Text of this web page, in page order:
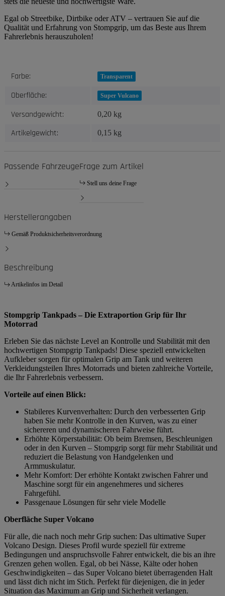
Egal ob Streetbike, Dirtbike oder ATV – vertrauen Sie auf die
Qualität und Erfahrung von Stompgrip, um das Beste aus Ihrem
Fahrerlebnis herauszuholen!
Produkteigenschaft
Wert
Farbe: Transparent
Oberfläche: Super Vulcano
Versandgewicht: 0,20 kg
Artikelgewicht: 0,15 kg
Passende FahrzeugeFrage zum Artikel
Stell uns deine Frage
Herstellerangaben
Gemäß Produktsicherheitsverordnung
Beschreibung
Artikelinfos im Detail
Stompgrip Tankpads – Die Extraportion Grip für Ihr
Motorrad
Erleben Sie das nächste Level an Kontrolle und Stabilität mit den
hochwertigen Stompgrip Tankpads! Diese speziell entwickelten
Aufkleber sorgen für optimalen Grip am Tank und weiteren
Verkleidungsteilen Ihres Motorrads und bieten zahlreiche Vorteile,
die Ihr Fahrerlebnis verbessern.
Vorteile auf einen Blick:
Stabileres Kurvenverhalten: Durch den verbesserten Grip
haben Sie mehr Kontrolle in den Kurven, was zu einer
sichereren und dynamischeren Fahrweise führt.
Erhöhte Körperstabilität: Ob beim Bremsen, Beschleunigen
oder in den Kurven – Stompgrip sorgt für mehr Stabilität und
reduziert die Belastung von Handgelenken und
Armmuskulatur.
Mehr Komfort: Der erhöhte Kontakt zwischen Fahrer und
Maschine sorgt für ein angenehmeres und sicheres
Fahrgefühl.
Passgenaue Lösungen für sehr viele Modelle
Oberfläche Super Volcano
Für alle, die nach noch mehr Grip suchen: Das ultimative Super
Volcano Design. Dieses Profil wurde speziell für extreme
Bedingungen und anspruchsvolle Fahrer entwickelt, die bis an ihre
Grenzen gehen wollen. Egal, ob bei Nässe, Kälte oder hohen
Geschwindigkeiten – das Super Volcano bietet überragenden Halt
und lässt dich nicht im Stich. Perfekt für diejenigen, die in jeder
Situation das Maximum an Grip und Sicherheit verlangen.